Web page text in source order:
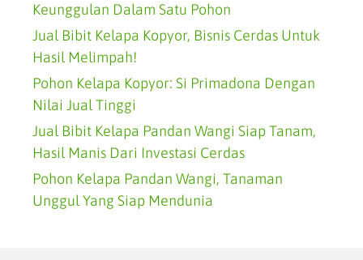
Keunggulan Dalam Satu Pohon
Jual Bibit Kelapa Kopyor, Bisnis Cerdas Untuk
Hasil Melimpah!
Pohon Kelapa Kopyor: Si Primadona Dengan
Nilai Jual Tinggi
Jual Bibit Kelapa Pandan Wangi Siap Tanam,
Hasil Manis Dari Investasi Cerdas
Pohon Kelapa Pandan Wangi, Tanaman
Unggul Yang Siap Mendunia